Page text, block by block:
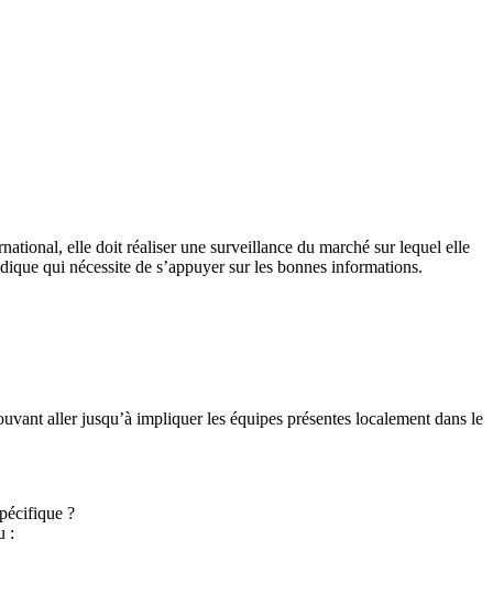
elle doit réaliser une surveillance du marché sur lequel elle
qui nécessite de s’appuyer sur les bonnes informations.
aller jusqu’à impliquer les équipes présentes localement dans le
?
: